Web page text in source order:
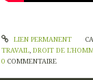
LIEN PERMANENT
TRAVAIL, DROIT DE
0 COMMENTAIRE